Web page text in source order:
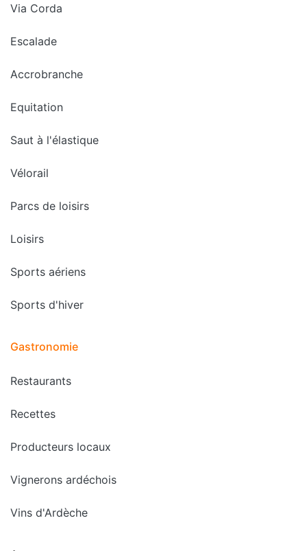
Via Corda
Escalade
Accrobranche
Equitation
Saut à l'élastique
Vélorail
Parcs de loisirs
Loisirs
Sports aériens
Sports d'hiver
Gastronomie
Restaurants
Recettes
Producteurs locaux
Vignerons ardéchois
Vins d'Ardèche